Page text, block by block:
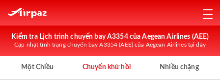
Kiểm tra Lịch trình chuyến bay A3354 của Aegean Airlines (AEE)
Cập nhật tình trạng chuyến bay A3354 (AEE) của Aegean Airlines tại đây
Một Chiều Chuyến khứ hồi Nhiều chặng